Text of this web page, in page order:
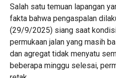
Salah satu temuan lapangan
fakta bahwa pengaspalan
(29/9/2025) siang saat kondisi
permukaan jalan yang masih
dan agregat tidak menyatu
beberapa minggu selesai,